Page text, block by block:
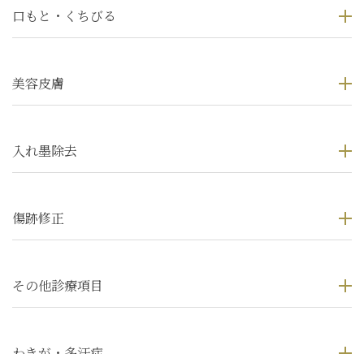
口もと・くちびる
美容皮膚
入れ墨除去
傷跡修正
その他診療項目